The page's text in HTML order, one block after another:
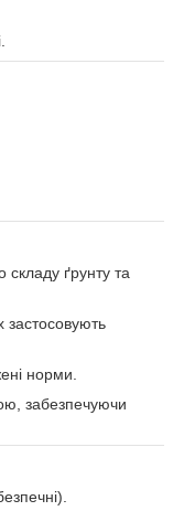
складу ґрунту та
застосовують
норми.
забезпечуючи